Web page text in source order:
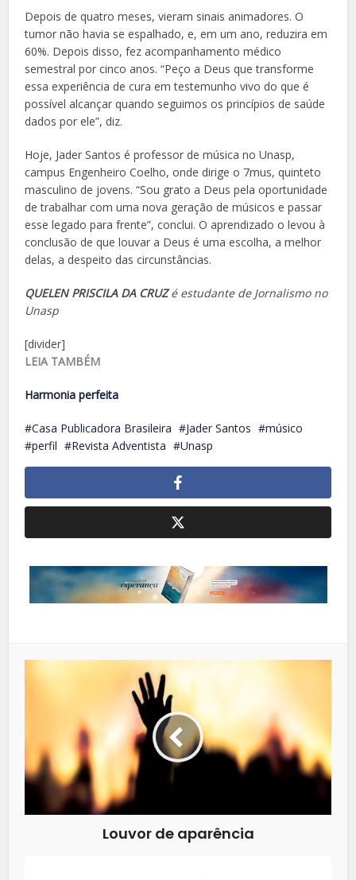
Depois de quatro meses, vieram sinais animadores. O
tumor não havia se espalhado, e, em um ano, reduzira em
60%. Depois disso, fez acompanhamento médico
semestral por cinco anos. “Peço a Deus que transforme
essa experiência de cura em testemunho vivo do que é
possível alcançar quando seguimos os princípios de saúde
dados por ele”, diz.
Hoje, Jader Santos é professor de música no Unasp,
campus Engenheiro Coelho, onde dirige o 7mus, quinteto
masculino de jovens. “Sou grato a Deus pela oportunidade
de trabalhar com uma nova geração de músicos e passar
esse legado para frente”, conclui. O aprendizado o levou à
conclusão de que louvar a Deus é uma escolha, a melhor
delas, a despeito das circunstâncias.
QUELEN PRISCILA DA CRUZé estudante de Jornalismo no
Unasp
[divider]
LEIA TAMBÉM
Harmonia perfeita
Casa Publicadora Brasileira Jader Santos
músico
perfil
Revista Adventista Unasp
Louvor de aparência